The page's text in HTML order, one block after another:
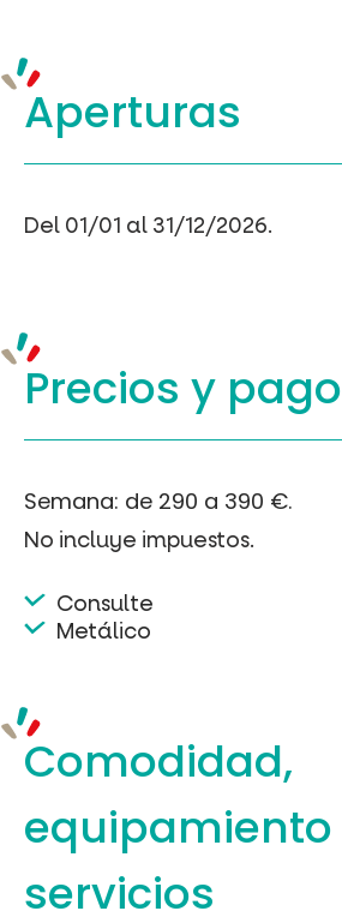
Aperturas
Del 01/01 al 31/12/2026.
Precios y pago
Semana: de 290 a 390 €.
No incluye impuestos.
Consulte
Metálico
Comodidad,
equipamiento
servicios